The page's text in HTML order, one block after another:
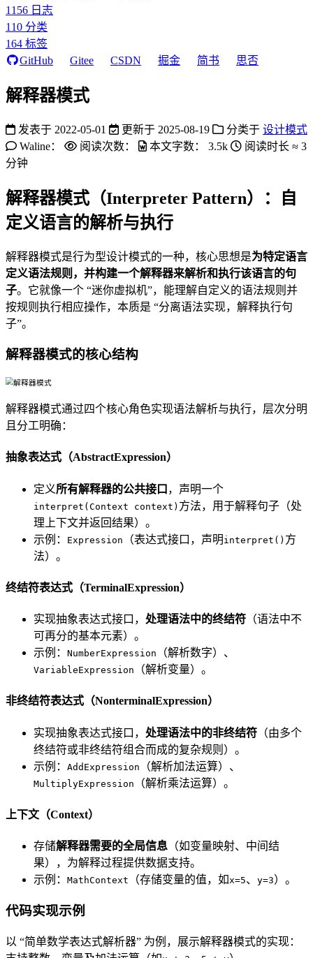
1156 日志
110 分类
164 标签
GitHub
Gitee CSDN 掘金 简书 思否
解释器模式
发表于 2022-05-01 更新于 2025-08-19 分类于 设计模式
Waline：
阅读次数： 本文字数： 3.5k 阅读时长 ≈ 3
分钟
解释器模式（Interpreter Pattern）：自
定义语言的解析与执行
解释器模式是行为型设计模式的一种，核心思想是为特定语言
定义语法规则，并构建一个解释器来解析和执行该语言的句
子。它就像一个 “迷你虚拟机”，能理解自定义的语法规则并
按规则执行相应操作，本质是 “分离语法实现，解释执行句
子”。
解释器模式的核心结构
解释器模式通过四个核心角色实现语法解析与执行，层次分明
且分工明确：
抽象表达式（AbstractExpression）
定义所有解释器的公共接口 ，声明一个
interpret(Context context) 方法，用于解释句子（处
理上下文并返回结果）。
示例：
Expression （表达式接口，声明 interpret() 方
法）。
终结符表达式（TerminalExpression）
实现抽象表达式接口， 处理语法中的终结符 （语法中不
可再分的基本元素）。
示例： NumberExpression （解析数字）、
VariableExpression （解析变量）。
非终结符表达式（NonterminalExpression）
实现抽象表达式接口， 处理语法中的非终结符 （由多个
终结符或非终结符组合而成的复杂规则）。
示例： AddExpression （解析加法运算）、
MultiplyExpression （解析乘法运算）。
上下文（Context）
存储解释器需要的全局信息 （如变量映射、中间结
果），为解释过程提供数据支持。
示例： MathContext （存储变量的值，如x=5、 y=3）。
代码实现示例
以 “简单数学表达式解析器” 为例，展示解释器模式的实现：